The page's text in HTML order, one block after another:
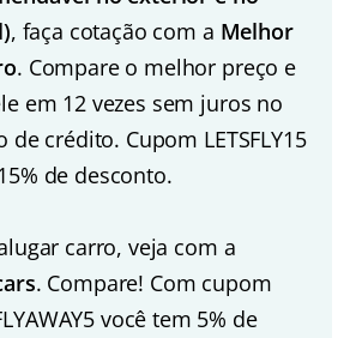
, faça cotação com a Melhor
. Compare o melhor preço e
em 12 vezes sem juros no
de crédito. Cupom LETSFLY15
de desconto.
carro, veja com a
. Compare! Com cupom
você tem 5% de